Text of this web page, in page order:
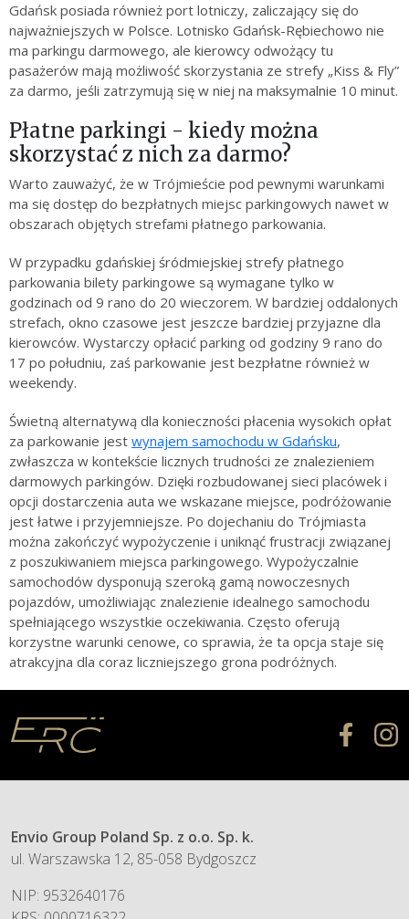
Gdańsk posiada również port lotniczy, zaliczający się do
najważniejszych w Polsce. Lotnisko Gdańsk-Rębiechowo nie
ma parkingu darmowego, ale kierowcy odwożący tu
pasażerów mają możliwość skorzystania ze strefy „Kiss & Fly”
za darmo, jeśli zatrzymują się w niej na maksymalnie 10 minut.
Płatne parkingi - kiedy można
skorzystać z nich za darmo?
Warto zauważyć, że w Trójmieście pod pewnymi warunkami
ma się dostęp do bezpłatnych miejsc parkingowych nawet w
obszarach objętych strefami płatnego parkowania.
W przypadku gdańskiej śródmiejskiej strefy płatnego
parkowania bilety parkingowe są wymagane tylko w
godzinach od 9 rano do 20 wieczorem. W bardziej oddalonych
strefach, okno czasowe jest jeszcze bardziej przyjazne dla
kierowców. Wystarczy opłacić parking od godziny 9 rano do
17 po południu, zaś parkowanie jest bezpłatne również w
weekendy.
Świetną alternatywą dla konieczności płacenia wysokich opłat
za parkowanie jest wynajem samochodu w Gdańsku,
zwłaszcza w kontekście licznych trudności ze znalezieniem
darmowych parkingów. Dzięki rozbudowanej sieci placówek i
opcji dostarczenia auta we wskazane miejsce, podróżowanie
jest łatwe i przyjemniejsze. Po dojechaniu do Trójmiasta
można zakończyć wypożyczenie i uniknąć frustracji związanej
z poszukiwaniem miejsca parkingowego. Wypożyczalnie
samochodów dysponują szeroką gamą nowoczesnych
pojazdów, umożliwiając znalezienie idealnego samochodu
spełniającego wszystkie oczekiwania. Często oferują
korzystne warunki cenowe, co sprawia, że ta opcja staje się
atrakcyjna dla coraz liczniejszego grona podróżnych.
Envio Group Poland Sp. z o.o. Sp. k.
ul. Warszawska 12, 85-058 Bydgoszcz
NIP: 9532640176